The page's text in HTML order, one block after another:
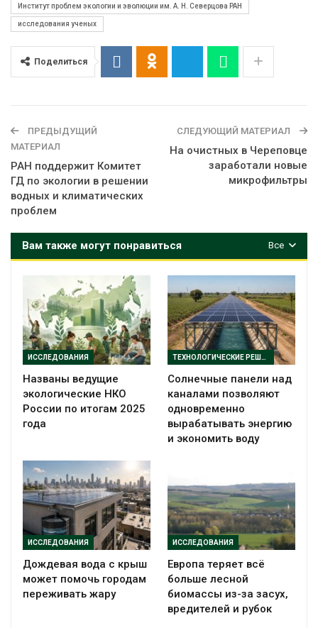
Институт проблем экологии и эволюции им. А. Н. Северцова РАН
исследования ученых
Поделиться
ПРЕДЫДУЩИЙ
МАТЕРИАЛ
РАН поддержит Комитет
ГД по экологии в решении
водных и климатических
проблем
СЛЕДУЮЩИЙ МАТЕРИАЛ
На очистных в Череповце
заработали новые
микрофильтры
Все
Вам также могут понравиться
ИССЛЕДОВАНИЯ
Названы ведущие
экологические НКО
России по итогам 2025
года
ТЕХНОЛОГИЧЕСКИЕ РЕШЕНИЯ
Солнечные панели над
каналами позволяют
одновременно
вырабатывать энергию
и экономить воду
ИССЛЕДОВАНИЯ
Дождевая вода с крыш
может помочь городам
переживать жару
ИССЛЕДОВАНИЯ
Европа теряет всё
больше лесной
биомассы из-за засух,
вредителей и рубок